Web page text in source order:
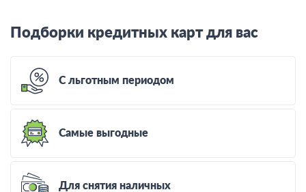
Подборки кредитных карт для вас
С льготным периодом
Самые выгодные
Для снятия наличных